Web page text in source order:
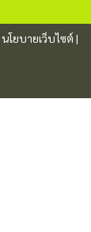
นโยบายเว็บไซต์ |